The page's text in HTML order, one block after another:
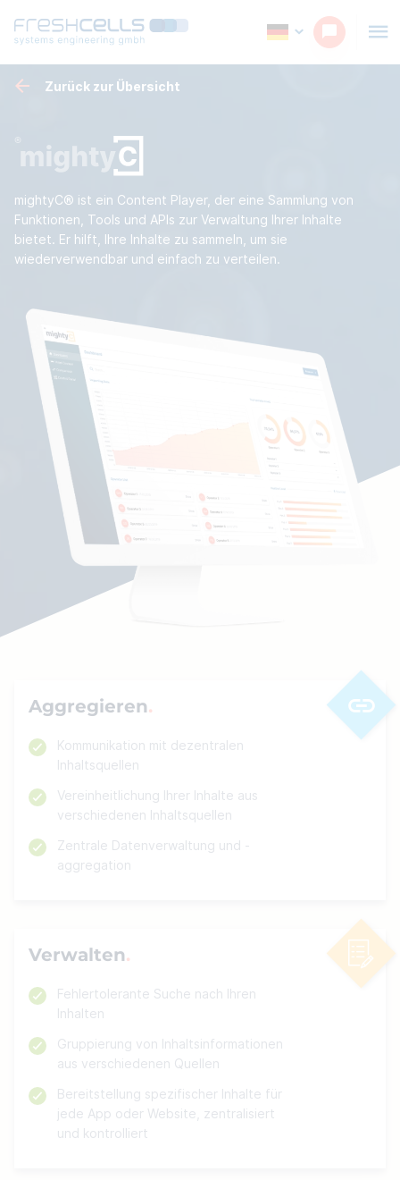
Zurück zur Übersicht
mightyC® ist ein Content Player, der eine Sammlung von
Funktionen, Tools und APIs zur Verwaltung Ihrer Inhalte
bietet. Er hilft, Ihre Inhalte zu sammeln, um sie
wiederverwendbar und einfach zu verteilen.
Aggregieren
Kommunikation mit dezentralen
Inhaltsquellen
Vereinheitlichung Ihrer Inhalte aus
verschiedenen Inhaltsquellen
Zentrale Datenverwaltung und -
aggregation
Verwalten
Fehlertolerante Suche nach Ihren
Inhalten
Gruppierung von Inhaltsinformationen
aus verschiedenen Quellen
Bereitstellung spezifischer Inhalte für
jede App oder Website, zentralisiert
und kontrolliert